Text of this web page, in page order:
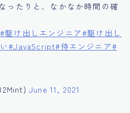
ったりと、なかなか時間の確
#駆け出しエンジニア#駆け出し
#JavaScript#侍エンジニア#
June 11, 2021